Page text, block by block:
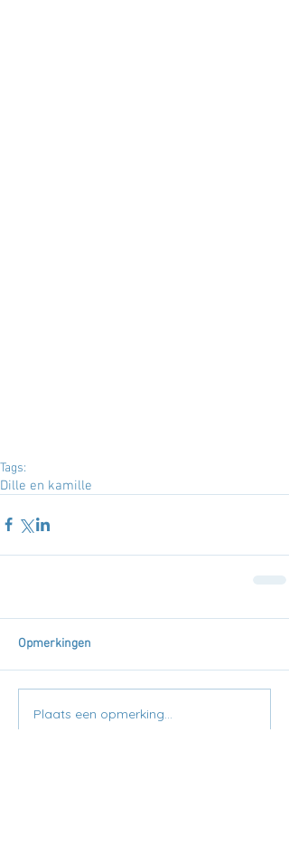
Tags:
Dille en kamille
Opmerkingen
Plaats een opmerking...